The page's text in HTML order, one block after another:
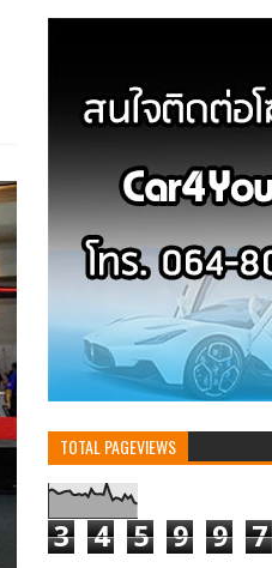
TOTAL PAGEVIEWS
3 4 5 9 9 7